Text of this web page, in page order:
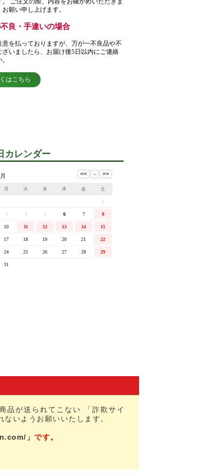
品が送られてこない 「詐欺サイ
いようお願いいたします。
」 です。